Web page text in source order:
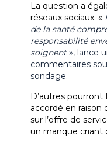
La question a
réseaux sociaux. «
de la santé
responsabilité
soignent », lance
commentaires
sondage.
D’autres
accordé en raison
sur l’offre de
un manque criant